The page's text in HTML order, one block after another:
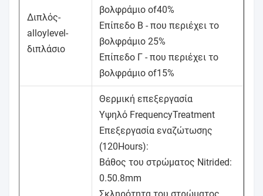
Διπλός-
alloylevel-
διπλάσιο
βολφράμιο of40%
Επίπεδο Β - που περιέχει το
βολφράμιο 25%
Επίπεδο Γ - που περιέχει το
βολφράμιο of15%
Θερμική επεξεργασία
Υψηλό FrequencyTreatment
Επεξεργασία εναζώτωσης
(120Hours):
Βάθος του στρώματος Nitrided:
0.50.8mm